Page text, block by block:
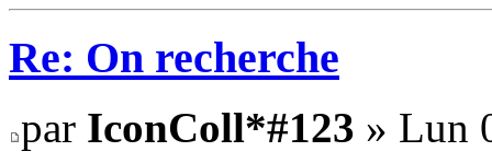
Re: On recherche
par IconColl*#123 » Lun